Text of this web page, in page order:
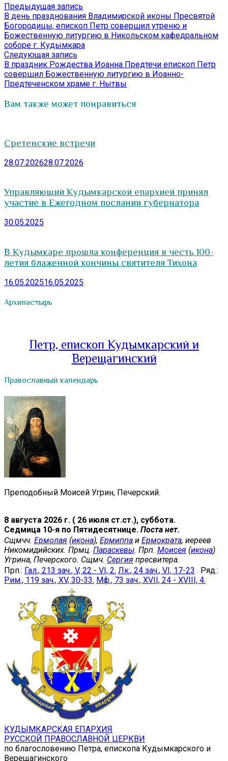
Навигация
по
записям
Предыдущая запись
запись:
В день празднования Владимирской иконы Пресвятой
Богородицы, епископ Петр совершил утреню и
Божественную литургию в Никольском кафедральном
соборе г. Кудымкара
Следующая запись
запись:
В праздник Рождества Иоанна Предтечи епископ Петр
совершил Божественную литургию в Иоанно-
Предтеченском храме г. Нытвы
Вам также может понравиться
Сретенские встречи
28.07.202628.07.2026
Управляющий Кудымкарской епархией принял
участие в Ежегодном послании губернатора
30.05.2025
В Кудымкаре прошла конференция в честь 100-
летия блаженной кончины святителя Тихона
16.05.202516.05.2025
Архипастырь
Петр, епископ Кудымкарский и
Верещагинский
Православный календарь
Преподобный Моисей Угрин, Печерский.
8 августа 2026 г. ( 26 июля ст.ст.), суббота.
Седмица 10-я по Пятидесятнице. Поста нет.
Сщмчч. Ермолая (икона), Ермиппа и Ермократа, иереев
Никомидийских. Прмц. Параскевы. Прп. Моисея (икона)
Угрина, Печерского. Сщмч. Сергия пресвитера.
Прп.: Гал., 213 зач., V, 22 - VI, 2. Лк., 24 зач., VI, 17-23 . Ряд.:
Рим., 119 зач., XV, 30-33. Мф., 73 зач., XVII, 24 - XVIII, 4.
КУДЫМКАРСКАЯ ЕПАРХИЯ
РУССКОЙ ПРАВОСЛАВНОЙ ЦЕРКВИ
по благословению Петра, епископа Кудымкарского и
Верещагинского